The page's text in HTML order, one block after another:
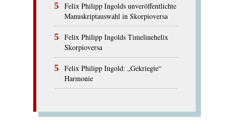
Felix Philipp Ingolds unveröffentlichte
Manuskriptauswahl in Skorpioversa
Felix Philipp Ingolds Timelinehelix
Skorpioversa
Felix Philipp Ingold: „Gekriegte“
Harmonie